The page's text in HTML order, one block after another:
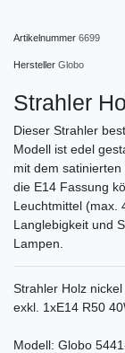
Artikelnummer 6699
Hersteller Globo
Strahler
Dieser Strahler
Modell ist edel
mit dem
die E14 Fassung
Leuchtmittel (max.
Langlebigkeit und
Lampen.
Strahler Holz
exkl. 1xE14 R50
Modell: Globo